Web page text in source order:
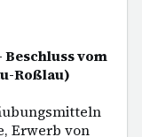
Beschluss vom
Roßlau)
Erwerb von